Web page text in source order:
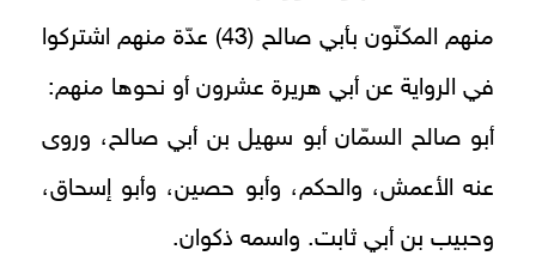
منهم المكنّون بأبي صالح (43) عدّة منهم اشتركوا
في الرواية عن أبي هريرة عشرون أو نحوها منهم:
أبو صالح السمّان أبو سهيل بن أبي صالح، وروى
عنه الأعمش، والحكم، وأبو حصين، وأبو إسحاق،
وحبيب بن أبي ثابت. واسمه ذكوان.